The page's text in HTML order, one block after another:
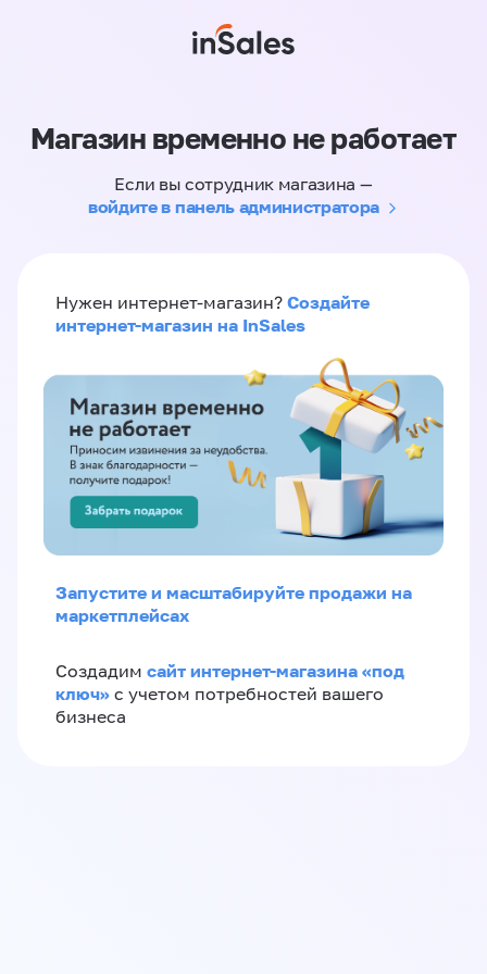
Магазин временно не работает
Если вы сотрудник магазина —
войдите в панель администратора
Нужен интернет-магазин? Создайте
интернет-магазин на InSales
Запустите и масштабируйте продажи на
маркетплейсах
Создадим сайт интернет-магазина «под
ключ» с учетом потребностей вашего
бизнеса